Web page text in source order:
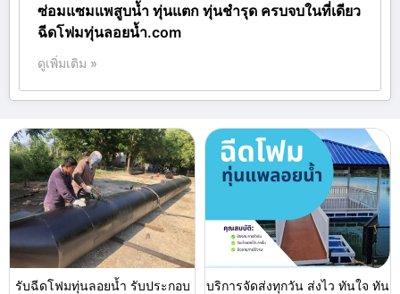
ซ่อมแซมแพสูบน้ำ ทุ่นแตก ทุ่นชำรุด ครบจบในที่เดียว
ฉีดโฟมทุ่นลอยน้ำ.com
ดูเพิ่มเติม »
รับฉีดโฟมทุ่นลอยน้ำ รับประกอบ
บริการจัดส่งทุกวัน ส่งไว ทันใจ ทัน